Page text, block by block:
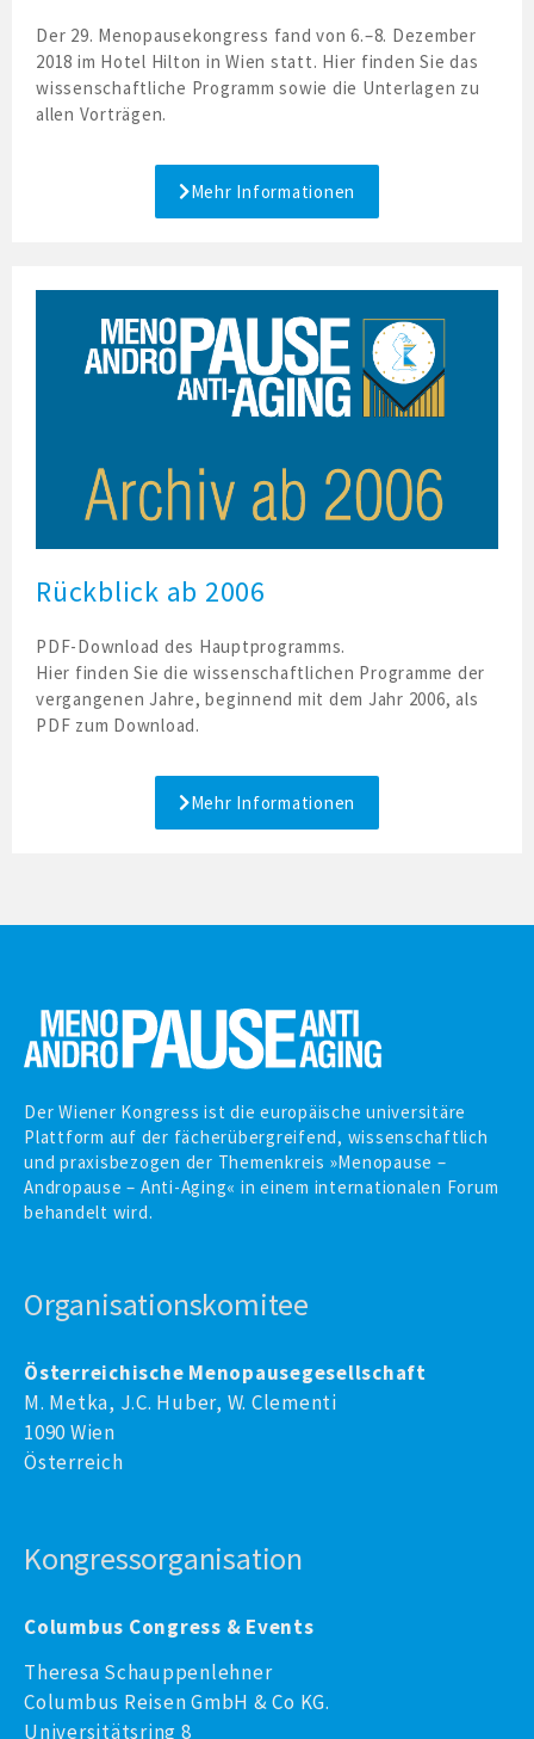
Der 29. Menopausekongress fand von 6.–8. Dezember
2018 im Hotel Hilton in Wien statt. Hier finden Sie das
wissenschaftliche Programm sowie die Unterlagen zu
allen Vorträgen.
Mehr Informationen
Rückblick ab 2006
PDF-Download des Hauptprogramms.
Hier finden Sie die wissenschaftlichen Programme der
vergangenen Jahre, beginnend mit dem Jahr 2006, als
PDF zum Download.
Mehr Informationen
Der Wiener Kongress ist die europäische universitäre
Plattform auf der fächer­übergreifend, wissen­schaftlich
und praxis­bezogen der Themenkreis »Menopause –
Andropause – Anti-Aging« in einem inter­nationalen Forum
behandelt wird.
Organisationskomitee
Österreichische Menopausegesellschaft
M. Metka, J.C. Huber, W. Clementi
1090 Wien
Österreich
Kongressorganisation
Columbus Congress & Events
Theresa Schauppenlehner
Columbus Reisen GmbH & Co KG.
Universitätsring 8